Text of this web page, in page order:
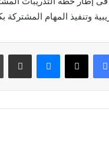
وتنفيذ المهام المشتركة
فيسبوك X ماسنجر مشاركة